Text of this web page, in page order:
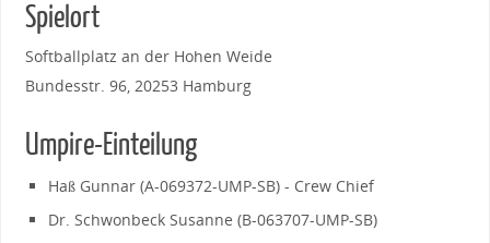
Spielort
Softballplatz an der Hohen Weide
Bundesstr. 96, 20253 Hamburg
Umpire-Einteilung
Haß Gunnar (A-069372-UMP-SB) - Crew Chief
Dr. Schwonbeck Susanne (B-063707-UMP-SB)